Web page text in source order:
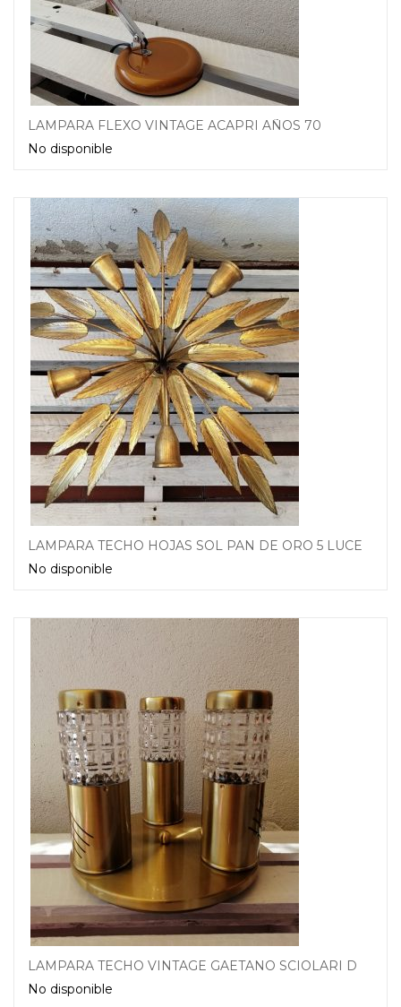
LAMPARA FLEXO VINTAGE ACAPRI AÑOS 70
No disponible
No disponible
No disponible